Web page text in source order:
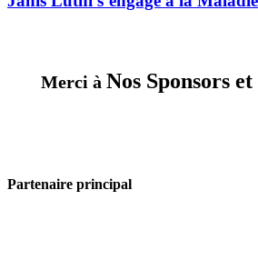
la
Merci à Nos Sponsors
Partenaire principal